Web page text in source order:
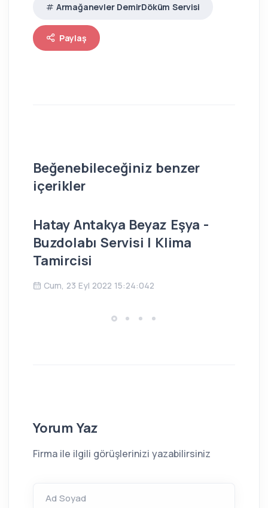
Armağanevler DemirDöküm Servisi
Paylaş
Beğenebileceğiniz benzer
içerikler
Hatay Antakya Beyaz Eşya -
Buzdolabı Servisi | Klima
Tamircisi
Cum, 23 Eyl 2022 15:24:042
Yorum Yaz
Firma ile ilgili görüşlerinizi yazabilirsiniz
Ad Soyad